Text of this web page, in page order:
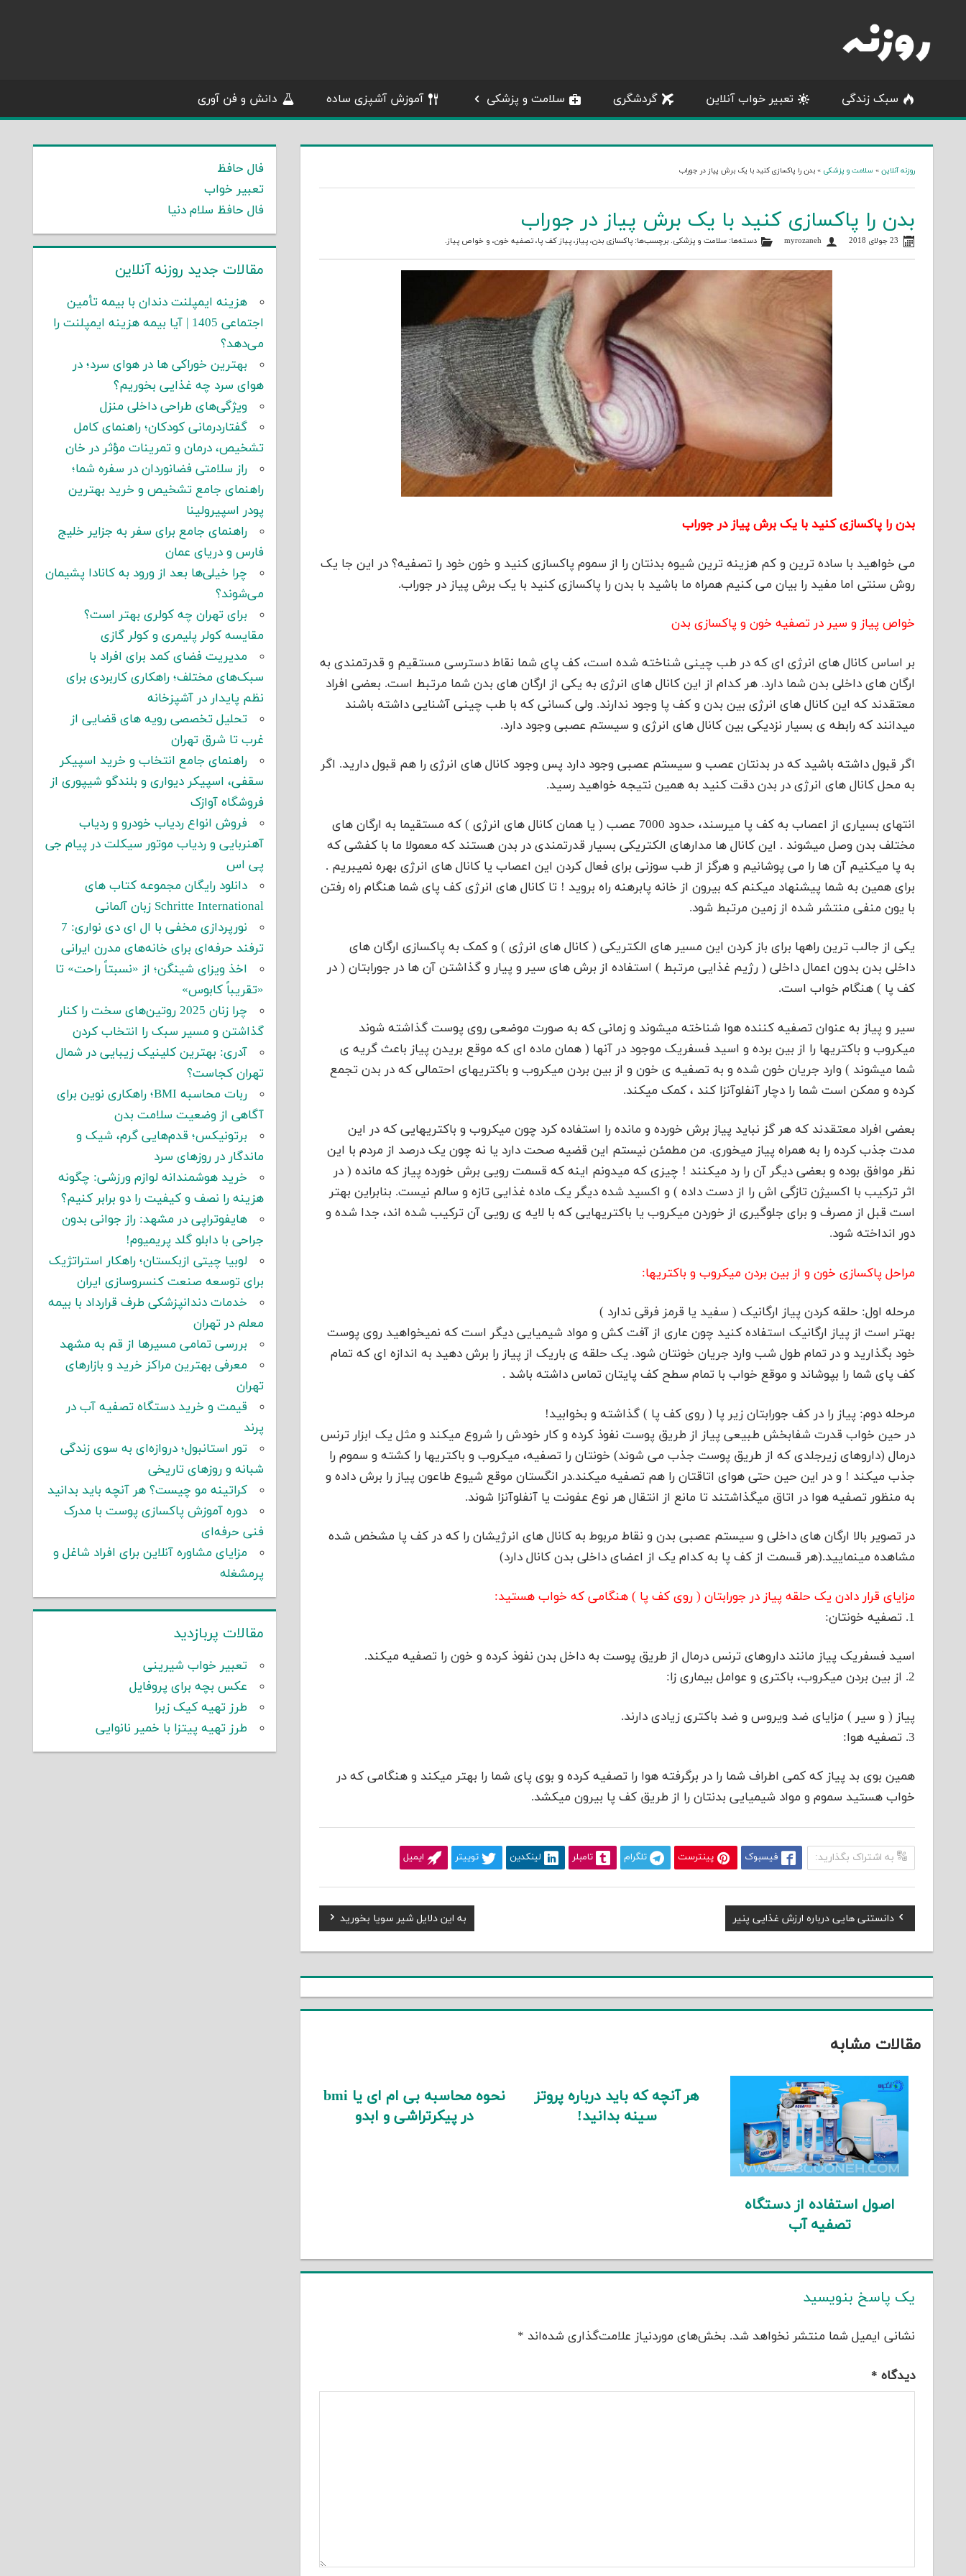
content
سبک زندگی تعبیر خواب آنلاین گردشگری سلامت و پزشکی آموزش آشپزی ساده دانش و فن آوری
روزنه آنلاین » سلامت و پزشکی »بدن را پاکسازی کنید با یک برش پیاز در جوراب
بدن را پاکسازی کنید با یک برش پیاز در جوراب
23 جولای 2018 myrozaneh دسته‌ها:سلامت و پزشکی. برچسب‌ها:پاکسازی بدن،پیاز ،پیاز کف پا،تصفیه خون، وخواص پیاز .
بدن را پاکسازی کنید با یک برش پیاز در جوراب
می خواهید با ساده ترین و کم هزینه ترین شیوه بدنتان را از سموم پاکسازی کنید و خون خود را تصفیه؟ در این جا یک
روش سنتی اما مفید را بیان می کنیم همراه ما باشید با بدن را پاکسازی کنید با یک برش پیاز در جوراب.
خواص پیاز و سیر در تصفیه خون و پاکسازی بدن
بر اساس کانال های انرژی ای که در طب چینی شناخته شده است، کف پای شما نقاط دسترسی مستقیم و قدرتمندی به
ارگان های داخلی بدن شما دارد. هر کدام از این کانال های انرژی به یکی از ارگان های بدن شما مرتبط است. بعضی افراد
معتقدند که این کانال های انرژی بین بدن و کف پا وجود ندارند. ولی کسانی که با طب چینی آشنایی داشته باشند
میدانند که رابطه ی بسیار نزدیکی بین کانال های انرژی و سیستم عصبی وجود دارد.
اگر قبول داشته باشید که در بدنتان عصب و سیستم عصبی وجود دارد پس وجود کانال های انرژی را هم قبول دارید. اگر
به محل کانال های انرژی در بدن دقت کنید به همین نتیجه خواهید رسید.
انتهای بسیاری از اعصاب به کف پا میرسند، حدود 7000 عصب ( یا همان کانال های انرژی ) که مستقیما به ارگان های
مختلف بدن وصل میشوند . این کانال ها مدارهای الکتریکی بسیار قدرتمندی در بدن هستند که معمولا ما با کفشی که
به پا میکنیم آن ها را می پوشانیم و هرگز از طب سوزنی برای فعال کردن این اعصاب یا کانال های انرژی بهره نمیبریم .
برای همین به شما پیشنهاد میکنم که بیرون از خانه پابرهنه راه بروید ! تا کانال های انرژی کف پای شما هنگام راه رفتن
با یون منفی منتشر شده از زمین مرتبط شود.
یکی از جالب ترین راهها برای باز کردن این مسیر های الکتریکی ( کانال های انرژی ) و کمک به پاکسازی ارگان های
داخلی بدن بدون اعمال داخلی ( رژیم غذایی مرتبط ) استفاده از برش های سیر و پیار و گذاشتن آن ها در جورابتان ( در
کف پا ) هنگام خواب است.
سیر و پیاز به عنوان تصفیه کننده هوا شناخته میشوند و زمانی که به صورت موضعی روی پوست گذاشته شوند
میکروب و باکتریها را از بین برده و اسید فسفریک موجود در آنها ( همان ماده ای که موقع بریدن پیاز باعث گریه ی
شما میشوند ) وارد جریان خون شده و به تصفیه ی خون و از بین بردن میکروب و باکتریهای احتمالی که در بدن تجمع
کرده و ممکن است شما را دچار آنفلوآنزا کند ، کمک میکند.
بعضی افراد معتقدند که هر گز نباید پیاز برش خورده و مانده را استفاده کرد چون میکروب و باکتریهایی که در این
مدت جذب کرده را به همراه پیاز میخوری. من مطمئن نیستم این قضیه صحت دارد یا نه چون یک درصد از مردم با این
نظر موافق بوده و بعضی دیگر آن را رد میکنند ! چیزی که میدونم اینه که قسمت رویی برش خورده پیاز که مانده ( در
اثر ترکیب با اکسیژن تازگی اش را از دست داده ) و اکسید شده دیگر یک ماده غذایی تازه و سالم نیست. بنابراین بهتر
است قبل از مصرف و برای جلوگیری از خوردن میکروب یا باکتریهایی که با لایه ی رویی آن ترکیب شده اند، جدا شده و
دور انداخته شود.
مراحل پاکسازی خون و از بین بردن میکروب و باکتریها:
مرحله اول: حلقه کردن پیاز ارگانیک ( سفید یا قرمز فرقی ندارد )
بهتر است از پیاز ارگانیک استفاده کنید چون عاری از آفت کش و مواد شیمیایی دیگر است که نمیخواهید روی پوست
خود بگذارید و در تمام طول شب وارد جریان خونتان شود. یک حلقه ی باریک از پیاز را برش دهید به اندازه ای که تمام
کف پای شما را بپوشاند و موقع خواب با تمام سطح کف پایتان تماس داشته باشد .
مرحله دوم: پیاز را در کف جورابتان زیر پا ( روی کف پا ) گذاشته و بخوابید!
در حین خواب قدرت شفابخش طبیعی پیاز از طریق پوست نفوذ کرده و کار خودش را شروع میکند و مثل یک ابزار ترنس
درمال (داروهای زیرجلدی که از طریق پوست جذب می شوند) خونتان را تصفیه، میکروب و باکتریها را کشته و سموم را
جذب میکند ! و در این حین حتی هوای اتاقتان را هم تصفیه میکند.در انگستان موقع شیوع طاعون پیاز را برش داده و
به منظور تصفیه هوا در اتاق میگذاشتند تا مانع از انتقال هر نوع عفونت یا آنفلوآنزا شوند.
در تصویر بالا ارگان های داخلی و سیستم عصبی بدن و نقاط مربوط به کانال های انرژیشان را که در کف پا مشخص شده
مشاهده مینمایید.(هر قسمت از کف پا به کدام یک از اعضای داخلی بدن کانال دارد)
مزایای قرار دادن یک حلقه پیاز در جورابتان ( روی کف پا ) هنگامی که خواب هستید:
1. تصفیه خونتان:
اسید فسفریک پیاز مانند داروهای ترنس درمال از طریق پوست به داخل بدن نفوذ کرده و خون را تصفیه میکند.
2. از بین بردن میکروب، باکتری و عوامل بیماری زا:
پیاز ( و سیر ) مزایای ضد ویروس و ضد باکتری زیادی دارند.
3. تصفیه هوا:
همین بوی بد پیاز که کمی اطراف شما را در برگرفته هوا را تصفیه کرده و بوی پای شما را بهتر میکند و هنگامی که در
خواب هستید سموم و مواد شیمیایی بدنتان را از طریق کف پا بیرون میکشد.
به اشتراک بگذارید: فیسبوک پینترست تلگرام تامبلر لینکدین توییتر ایمیل
راهبری
نوشته
Previous
Post:
دانستنی هایی درباره ارزش غذایی پنیر
Next
Post:
به این دلایل شیر سویا بخورید
مقالات مشابه
اصول استفاده از دستگاه
تصفیه آب
هر آنچه که باید درباره پروتز
سینه بدانید!
نحوه محاسبه بی ام ای یا bmi
در پیکرتراشی و ابدو
یک پاسخ بنویسید
نشانی ایمیل شما منتشر نخواهد شد. بخش‌های موردنیاز علامت‌گذاری شده‌اند *
دیدگاه *
فال حافظ
تعبیر خواب
فال حافظ سلام دنیا
مقالات جدید روزنه آنلاین
هزینه ایمپلنت دندان با بیمه تأمین
اجتماعی 1405 | آیا بیمه هزینه ایمپلنت را
می‌دهد؟
بهترین خوراکی ها در هوای سرد؛ در
هوای سرد چه غذایی بخوریم؟
ویژگی‌های طراحی داخلی منزل
گفتاردرمانی کودکان؛ راهنمای کامل
تشخیص، درمان و تمرینات مؤثر در خان
راز سلامتی فضانوردان در سفره شما؛
راهنمای جامع تشخیص و خرید بهترین
پودر اسپیرولینا
راهنمای جامع برای سفر به جزایر خلیج
فارس و دریای عمان
چرا خیلی‌ها بعد از ورود به کانادا پشیمان
می‌شوند؟
برای تهران چه کولری بهتر است؟
مقایسه کولر پلیمری و کولر گازی
مدیریت فضای کمد برای افراد با
سبک‌های مختلف؛ راهکاری کاربردی برای
نظم پایدار در آشپزخانه
تحلیل تخصصی رویه های قضایی از
غرب تا شرق تهران
راهنمای جامع انتخاب و خرید اسپیکر
سقفی، اسپیکر دیواری و بلندگو شیپوری از
فروشگاه آوازک
فروش انواع ردیاب خودرو و ردیاب
آهنربایی و ردیاب موتور سیکلت در پیام جی
پی اس
دانلود رایگان مجموعه کتاب های
Schritte International زبان آلمانی
نورپردازی مخفی با ال ای دی نواری: 7
ترفند حرفه‌ای برای خانه‌های مدرن ایرانی
اخذ ویزای شینگن؛ از «نسبتاً راحت» تا
«تقریباً کابوس»
چرا زنان 2025 روتین‌های سخت را کنار
گذاشتن و مسیر سبک را انتخاب کردن
آدری: بهترین کلینیک زیبایی در شمال
تهران کجاست؟
ربات محاسبه BMI؛ راهکاری نوین برای
آگاهی از وضعیت سلامت بدن
برتونیکس؛ قدم‌هایی گرم، شیک و
ماندگار در روزهای سرد
خرید هوشمندانه لوازم ورزشی: چگونه
هزینه را نصف و کیفیت را دو برابر کنیم؟
هایفوتراپی در مشهد: راز جوانی بدون
جراحی با دابلو گلد پریمیوم!
لوبیا چیتی ازبکستان؛ راهکار استراتژیک
برای توسعه صنعت کنسروسازی ایران
خدمات دندانپزشکی طرف قرارداد با بیمه
معلم در تهران
بررسی تمامی مسیرها از قم به مشهد
معرفی بهترین مراکز خرید و بازارهای
تهران
قیمت و خرید دستگاه تصفیه آب در
پرند
تور استانبول؛ دروازه‌ای به سوی زندگی
شبانه و روزهای تاریخی
کراتینه مو چیست؟ هر آنچه باید بدانید
دوره آموزش پاکسازی پوست با مدرک
فنی حرفه‌ای
مزایای مشاوره آنلاین برای افراد شاغل و
پرمشغله
مقالات پربازدید
تعبیر خواب شیرینی
عکس بچه برای پروفایل
طرز تهیه کیک زبرا
طرز تهیه پیتزا با خمیر نانوایی